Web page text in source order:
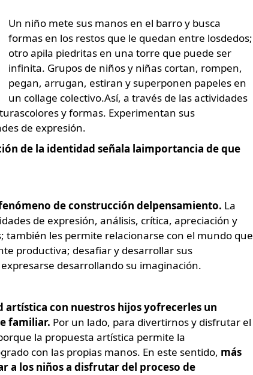
Un niño mete sus manos en el barro y busca
formas en los restos que le quedan entre losdedos;
otro apila piedritas en una torre que puede ser
infinita. Grupos de niños y niñas cortan, rompen,
pegan, arrugan, estiran y superponen papeles en
un collage colectivo.Así, a través de las actividades
y formas. Experimentan sus
de expresión.
de la identidad señala laimportancia de que
de construcción delpensamiento. La
de expresión, análisis, crítica, apreciación y
también les permite relacionarse con el mundo que
productiva; desafiar y desarrollar sus
desarrollando su imaginación.
artística con nuestros hijos yofrecerles un
familiar. Por un lado, para divertirnos y disfrutar el
la propuesta artística permite la
con las propias manos. En este sentido, más
a los niños a disfrutar del proceso de